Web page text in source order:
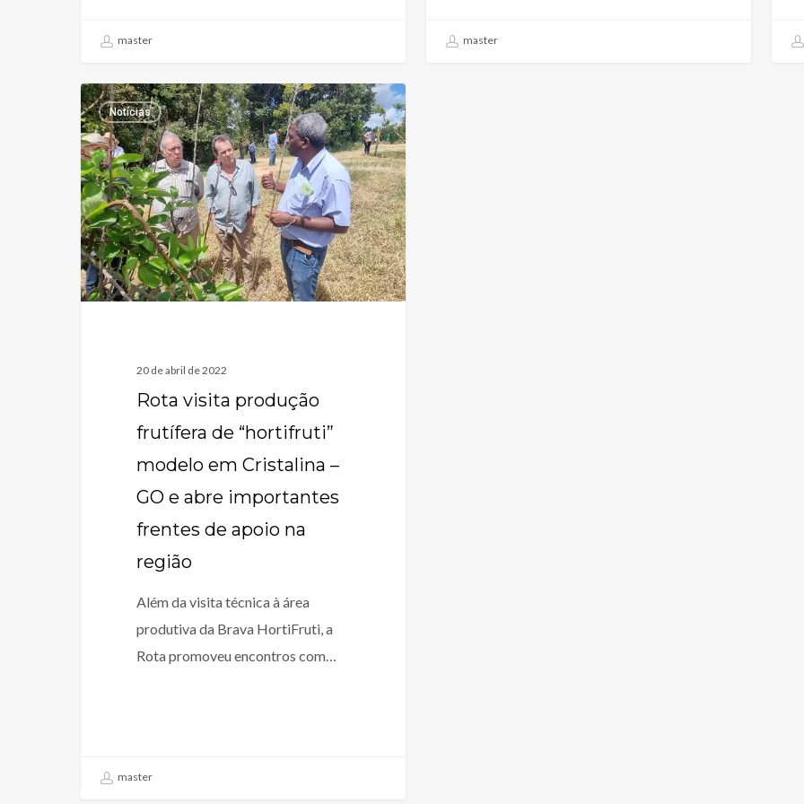
master master
Notícias
20 de abril de 2022
Rota visita produção
frutífera de “hortifruti”
modelo em Cristalina –
GO e abre importantes
frentes de apoio na
região
Além da visita técnica à área
produtiva da Brava HortiFruti, a
Rota promoveu encontros com…
master